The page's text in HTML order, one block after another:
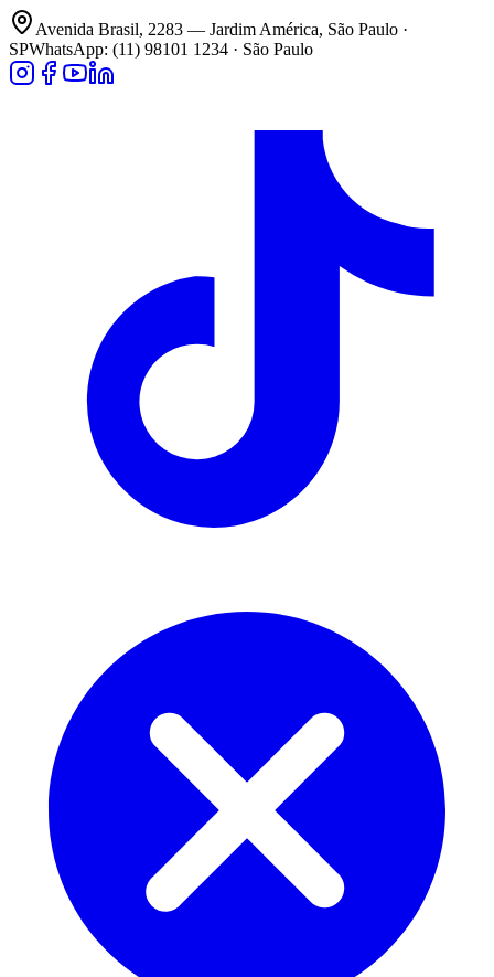
Avenida Brasil, 2283 — Jardim América, São Paulo ·
SPWhatsApp: (11) 98101 1234 · São Paulo